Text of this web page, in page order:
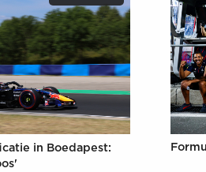
in Boedapest: